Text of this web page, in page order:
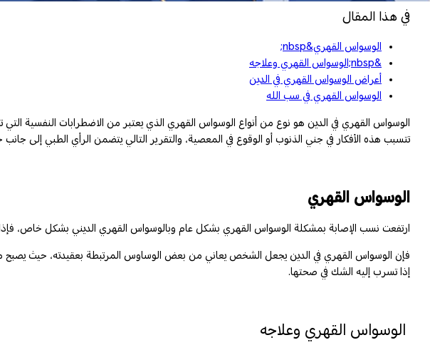
في هذا المقال
الوسواس القهري&nbsp;
&nbsp;الوسواس القهري وعلاجه
أعراض الوسواس القهري في الدين
الوسواس القهري في سب الله
الوسواس القهري في الدين هو نوع من أنواع الوسواس القهري الذي يعتبر من الاضطرابات النفسية
تتسبب هذه الأفكار في جني الذنوب أو الوقوع في المعصية، والتقرير التالي يتضمن الرأي الطبي إلى
الوسواس القهري
ارتفعت نسب الإصابة بمشكلة الوسواس القهري بشكل عام وبالوسواس القهري الديني بشكل خاص،
فإن الوسواس القهري في الدين يجعل الشخص يعاني من بعض الوساوس المرتبطة بعقيدته، حيث يصبح
إذا تسرب إليه الشك في صحتها.
الوسواس القهري وعلاجه